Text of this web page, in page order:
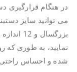
در هنگام قرارگیری
بزرگسال
نمایید، به طوری که
شده و احساس راحتی